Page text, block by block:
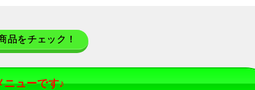
品をチェック！
ニューです♪